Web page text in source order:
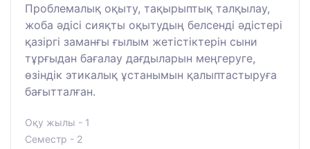
Проблемалық оқыту, тақырыптық талқылау,
жоба әдісі сияқты оқытудың белсенді әдістері
қазіргі заманғы ғылым жетістіктерін сыни
тұрғыдан бағалау дағдыларын меңгеруге,
өзіндік этикалық ұстанымын қалыптастыруға
бағытталған.
Оқу жылы - 1
Семестр - 2